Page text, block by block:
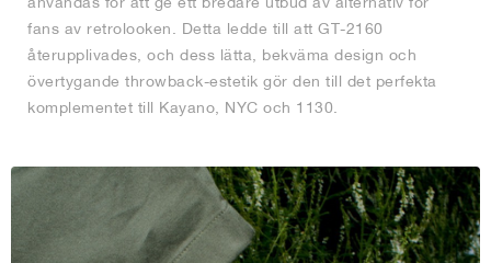
fans av retrolooken. Detta ledde till att GT-2160
återupplivades, och dess lätta, bekväma design och
övertygande throwback-estetik gör den till det perfekta
komplementet till Kayano, NYC och 1130.